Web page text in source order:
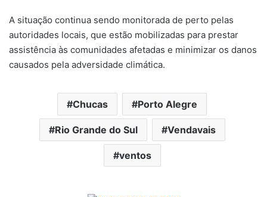
A situação continua sendo monitorada de perto pelas
autoridades locais, que estão mobilizadas para prestar
assistência às comunidades afetadas e minimizar os danos
causados pela adversidade climática.
Chucas Porto Alegre
Rio Grande do Sul Vendavais
ventos